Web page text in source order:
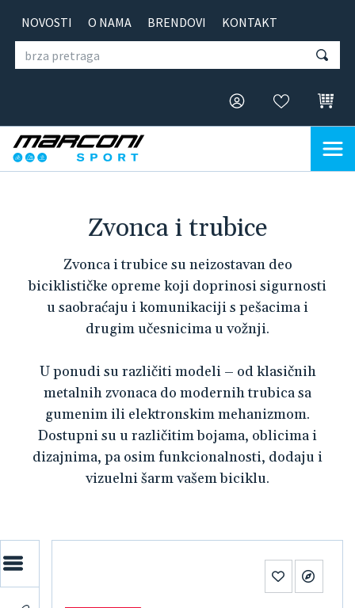
NOVOSTI O NAMA BRENDOVI KONTAKT
Zvonca i trubice
Zvonca i trubice su neizostavan deo
biciklističke opreme koji doprinosi sigurnosti
u saobraćaju i komunikaciji s pešacima i
drugim učesnicima u vožnji.
U ponudi su različiti modeli – od klasičnih
metalnih zvonaca do modernih trubica sa
gumenim ili elektronskim mehanizmom.
Dostupni su u različitim bojama, oblicima i
dizajnima, pa osim funkcionalnosti, dodaju i
vizuelni šarm vašem biciklu.